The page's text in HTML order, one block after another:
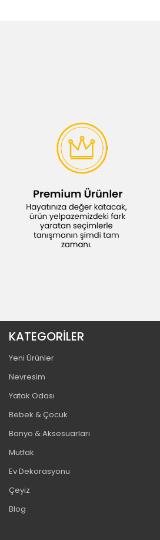
KATEGORİLER
Yeni Ürünler
Nevresim
Yatak Odası
Bebek & Çocuk
Banyo & Aksesuarları
Mutfak
Ev Dekorasyonu
Çeyiz
Blog